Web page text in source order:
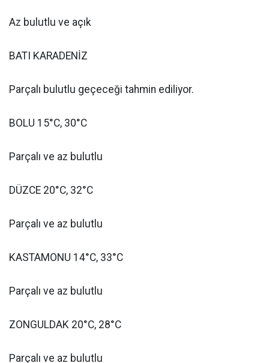
Az bulutlu ve açık
BATI KARADENİZ
Parçalı bulutlu geçeceği tahmin ediliyor.
BOLU 15°C, 30°C
Parçalı ve az bulutlu
DÜZCE 20°C, 32°C
Parçalı ve az bulutlu
KASTAMONU 14°C, 33°C
Parçalı ve az bulutlu
ZONGULDAK 20°C, 28°C
Parçalı ve az bulutlu